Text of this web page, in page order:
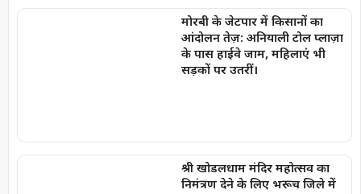
मोरबी के जेटपार में किसानों का
आंदोलन तेज़: अनियाली टोल प्लाज़ा
के पास हाईवे जाम, महिलाएं भी
सड़कों पर उतरीं।
श्री खोडलधाम मंदिर महोत्सव का
निमंत्रण देने के लिए भरूच जिले में